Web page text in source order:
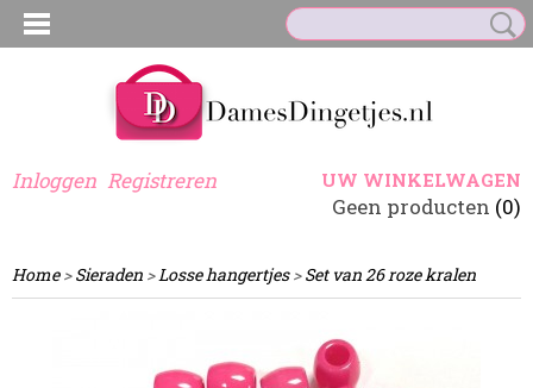
Inloggen Registreren UW WINKELWAGEN
Geen producten (0)
Home>Sieraden >Losse hangertjes>Set van 26 roze kralen